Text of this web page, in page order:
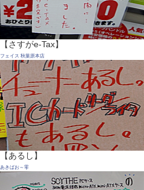
【さすがe-Tax】
フェイス 秋葉原本店
【あるし】
あきばお～零